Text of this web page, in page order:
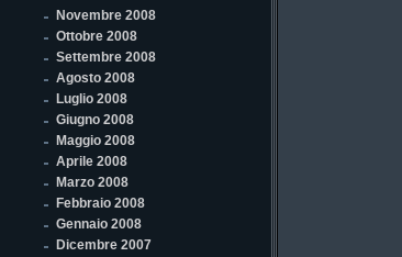
Novembre 2008
Ottobre 2008
Settembre 2008
Agosto 2008
Luglio 2008
Giugno 2008
Maggio 2008
Aprile 2008
Marzo 2008
Febbraio 2008
Gennaio 2008
Dicembre 2007